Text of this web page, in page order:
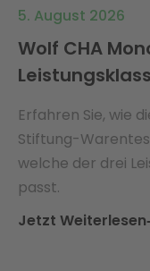
5. August 2026
Wolf CHA
Erfahren Sie, wie
Stiftung-
welche der drei
passt.
Jetzt Weiterlesen